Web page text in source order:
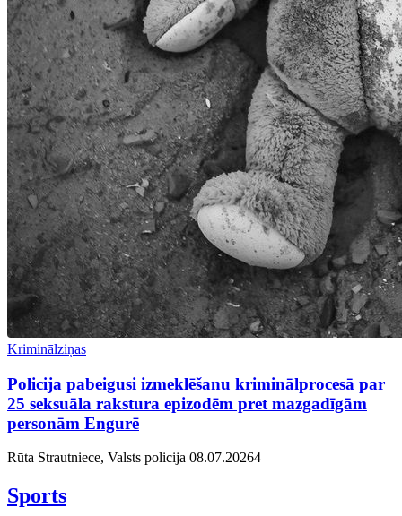
Kriminālziņas
Policija pabeigusi izmeklēšanu kriminālprocesā par
25 seksuāla rakstura epizodēm pret mazgadīgām
personām Engurē
Rūta Strautniece, Valsts policija 08.07.20264
Sports